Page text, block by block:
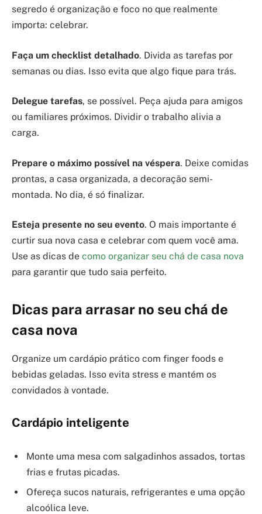
segredo é organização e foco no que realmente
importa: celebrar.
Faça um checklist detalhado. Divida as tarefas por
semanas ou dias. Isso evita que algo fique para trás.
Delegue tarefas, se possível. Peça ajuda para amigos
ou familiares próximos. Dividir o trabalho alivia a
carga.
Prepare o máximo possível na véspera. Deixe comidas
prontas, a casa organizada, a decoração semi-
montada. No dia, é só finalizar.
Esteja presente no seu evento. O mais importante é
curtir sua nova casa e celebrar com quem você ama.
Use as dicas de como organizar seu chá de casa nova
para garantir que tudo saia perfeito.
Dicas para arrasar no seu chá de
casa nova
Organize um cardápio prático com finger foods e
bebidas geladas. Isso evita stress e mantém os
convidados à vontade.
Cardápio inteligente
Monte uma mesa com salgadinhos assados, tortas
frias e frutas picadas.
Ofereça sucos naturais, refrigerantes e uma opção
alcoólica leve.